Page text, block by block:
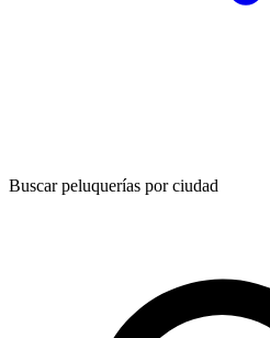
Buscar peluquerías por ciudad